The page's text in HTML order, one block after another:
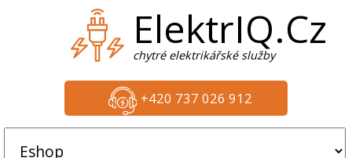
ElektrIQ.Cz
chytré elektrikářské služby
+420 737 026 912